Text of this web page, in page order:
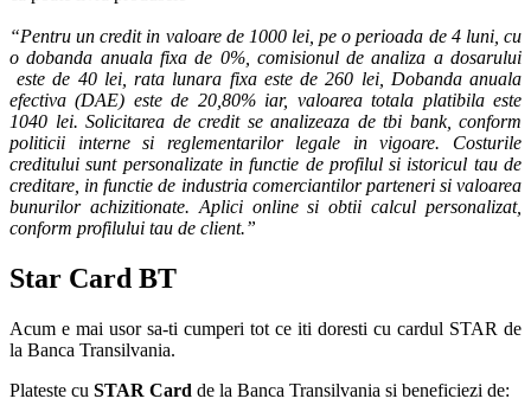
“Pentru un credit in valoare de 1000 lei, pe o perioada de 4 luni, cu
o dobanda anuala fixa de 0%, comisionul de analiza a dosarului
este de 40 lei, rata lunara fixa este de 260 lei, Dobanda anuala
efectiva (DAE) este de 20,80% iar, valoarea totala platibila este
1040 lei. Solicitarea de credit se analizeaza de tbi bank, conform
politicii interne si reglementarilor legale in vigoare. Costurile
creditului sunt personalizate in functie de profilul si istoricul tau de
creditare, in functie de industria comerciantilor parteneri si valoarea
bunurilor achizitionate. Aplici online si obtii calcul personalizat,
conform profilului tau de client.”
Star Card BT
Acum e mai usor sa-ti cumperi tot ce iti doresti cu cardul STAR de
la Banca Transilvania.
Plateste cu STAR Card de la Banca Transilvania si beneficiezi de: